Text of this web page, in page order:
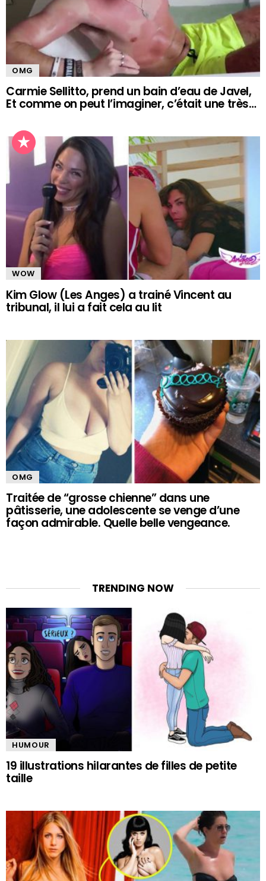
OMG
Carmie Sellitto, prend un bain d’eau de Javel,
Et comme on peut l’imaginer, c’était une très…
WOW
Kim Glow (Les Anges) a trainé Vincent au
tribunal, il lui a fait cela au lit
OMG
Traitée de “grosse chienne” dans une
pâtisserie, une adolescente se venge d’une
façon admirable. Quelle belle vengeance.
TRENDING NOW
HUMOUR
19 illustrations hilarantes de filles de petite
taille